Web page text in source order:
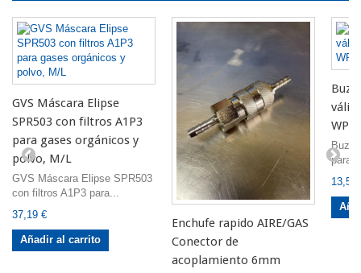
GVS Máscara Elipse
SPR503 con filtros A1P3
para gases orgánicos y
polvo, M/L
GVS Máscara Elipse SPR503
con filtros A1P3 para...
37,19 €
Añadir al carrito
Enchufe rapido AIRE/GAS
Conector de
acoplamiento 6mm
Buza
para
13,50